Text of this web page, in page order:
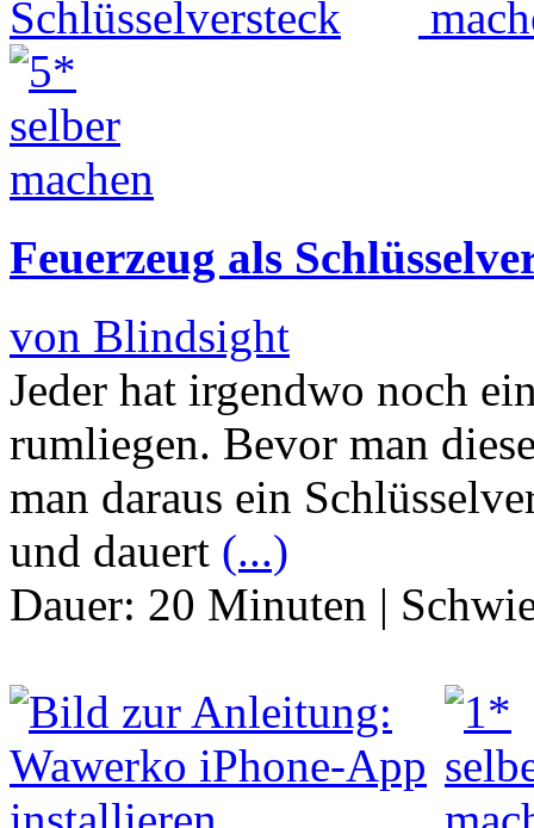
Feuerzeug als
von Blindsight
Jeder hat irgendwo noch
rumliegen. Bevor man
man daraus ein
und dauert (...)
Dauer: 20 Minuten |